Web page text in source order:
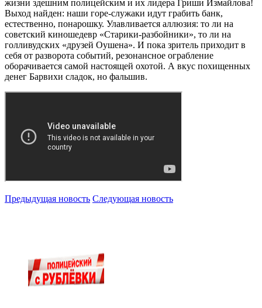
жизни здешним полицейским и их лидера Гриши Измайлова!
Выход найден: наши горе-служаки идут грабить банк,
естественно, понарошку. Улавливается аллюзия: то ли на
советский киношедевр «Старики-разбойники», то ли на
голливудских «друзей Оушена». И пока зритель приходит в
себя от разворота событий, резонансное ограбление
оборачивается самой настоящей охотой. А вкус похищенных
денег Барвихи сладок, но фальшив.
Предыдущая новость Следующая новость